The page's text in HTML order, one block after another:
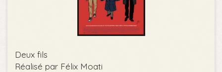
Deux fils
Réalisé par Félix Moati